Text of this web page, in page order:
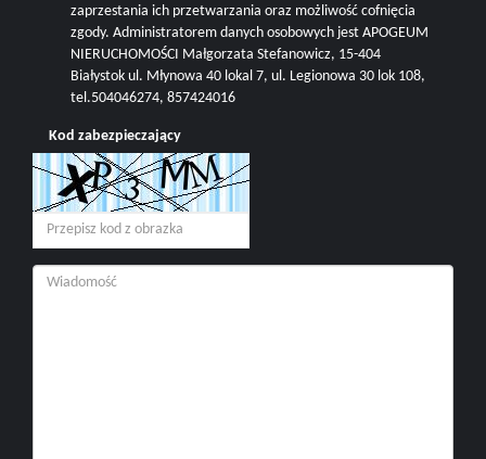
zaprzestania ich przetwarzania oraz możliwość cofnięcia
zgody. Administratorem danych osobowych jest APOGEUM
NIERUCHOMOŚCI Małgorzata Stefanowicz, 15-404
Białystok ul. Młynowa 40 lokal 7, ul. Legionowa 30 lok 108,
tel.504046274, 857424016
Kod zabezpieczający